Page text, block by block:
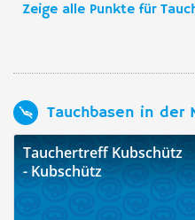
Zeige alle Punkte für
Tauchbasen in der
Tauchertreff Kubschütz
- Kubschütz